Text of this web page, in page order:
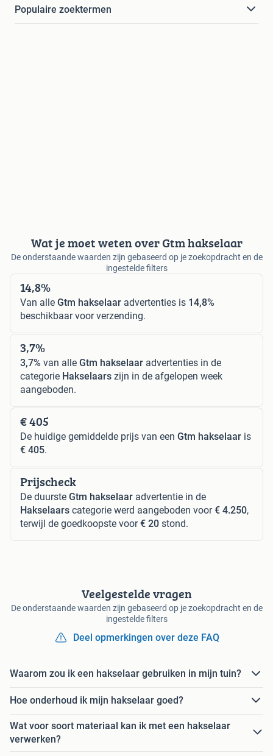
Populaire zoektermen
Wat je moet weten over Gtm hakselaar
De onderstaande waarden zijn gebaseerd op je zoekopdracht en de
ingestelde filters
14,8%
Van alle Gtm hakselaar advertenties is 14,8%
beschikbaar voor verzending.
3,7%
3,7% van alle Gtm hakselaar advertenties in de
categorie Hakselaars zijn in de afgelopen week
aangeboden.
€ 405
De huidige gemiddelde prijs van een Gtm hakselaar is
€ 405.
Prijscheck
De duurste Gtm hakselaar advertentie in de
Hakselaars categorie werd aangeboden voor€ 4.250,
terwijl de goedkoopste voor€ 20 stond.
Veelgestelde vragen
De onderstaande waarden zijn gebaseerd op je zoekopdracht en de
ingestelde filters
Deel opmerkingen over deze FAQ
Waarom zou ik een hakselaar gebruiken in mijn tuin?
Hoe onderhoud ik mijn hakselaar goed?
Wat voor soort materiaal kan ik met een hakselaar
verwerken?